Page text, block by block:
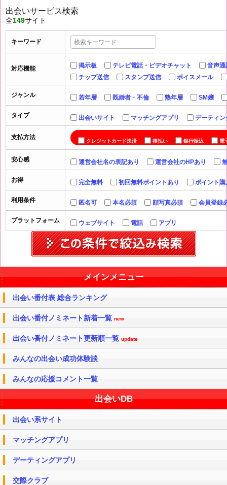
出会いサービス検索
全149サイト
キーワード
対応機能 掲示板 テレビ電話・ビデオチャット
音声通
チップ送信
スタンプ送信 ボイスメール
ジャンル 若年層 既婚者・不倫 熟年層 SM嬢
タイプ 出会いサイト マッチングアプリ デーティン
支払方法
クレジットカード決済 後払い 銀行振込 電
安心感 運営会社名の表記あり 運営会社のHPあり
お得 完全無料 初回無料ポイントあり ポイント
利用条件 匿名可 本名必須 顔写真必須 会員登録
プラットフォーム ウェブサイト 電話 アプリ
メインメニュー
出会い番付表 総合ランキング
出会い番付ノミネート新着一覧 new
出会い番付ノミネート更新順一覧 update
みんなの出会い成功体験談
みんなの応援コメント一覧
出会いDB
出会い系サイト
マッチングアプリ
デーティングアプリ
交際クラブ